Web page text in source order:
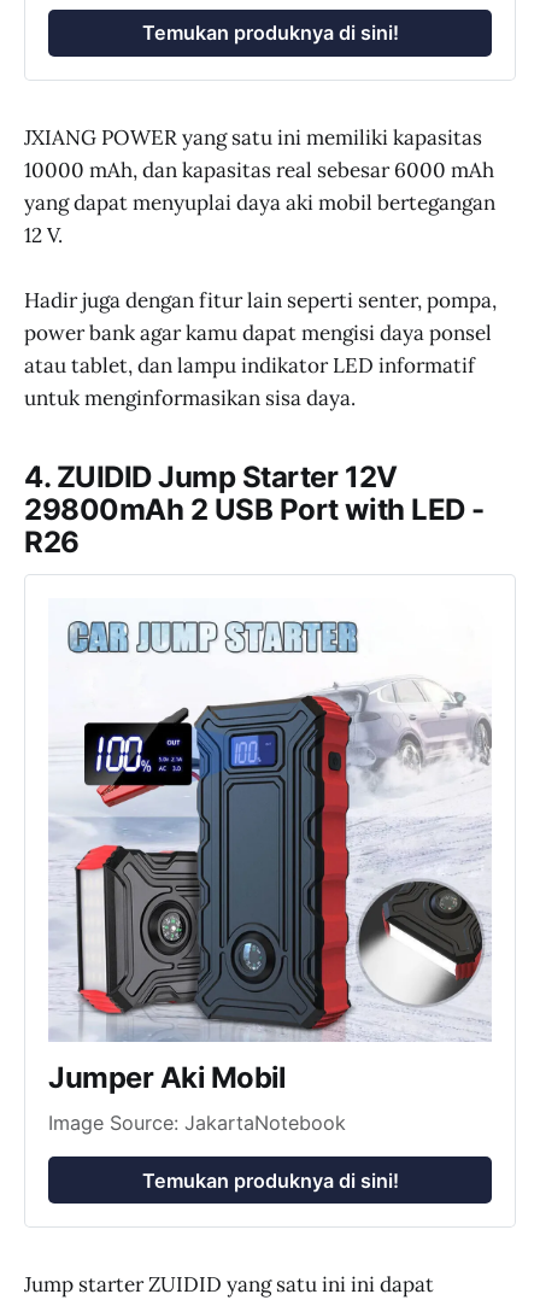
Temukan produknya di sini!
JXIANG POWER yang satu ini memiliki kapasitas
10000 mAh, dan kapasitas real sebesar 6000 mAh
yang dapat menyuplai daya aki mobil bertegangan
12 V.
Hadir juga dengan fitur lain seperti senter, pompa,
power bank agar kamu dapat mengisi daya ponsel
atau tablet, dan lampu indikator LED informatif
untuk menginformasikan sisa daya.
4. ZUIDID Jump Starter 12V
29800mAh 2 USB Port with LED -
R26
Jumper Aki Mobil
Image Source: JakartaNotebook
Temukan produknya di sini!
Jump starter ZUIDID yang satu ini ini dapat